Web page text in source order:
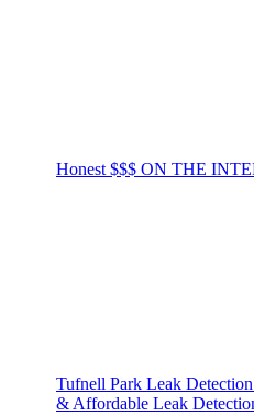
Honest $$$ ON THE
Tufnell Park Leak
& Affordable Leak